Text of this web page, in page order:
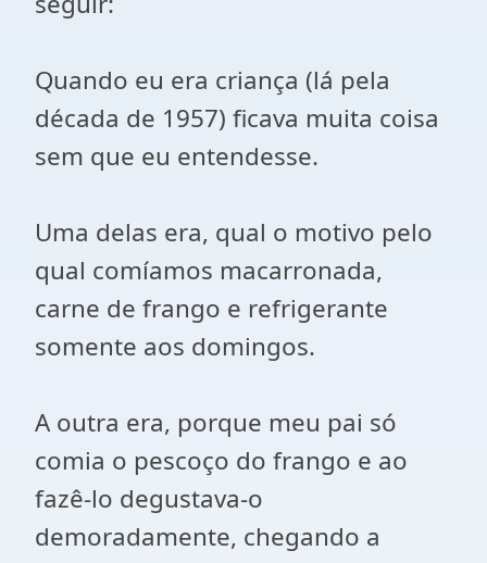
Quando eu era criança (lá pela
década de 1957) ficava muita coisa
sem que eu entendesse.
Uma delas era, qual o motivo pelo
qual comíamos macarronada,
carne de frango e refrigerante
somente aos domingos.
A outra era, porque meu pai só
comia o pescoço do frango e ao
fazê-lo degustava-o
demoradamente, chegando a